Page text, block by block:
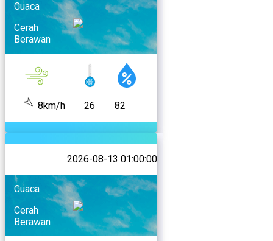
Cuaca
Cerah
Berawan
8km/h 26 82
2026-08-13 01:00:00
Cuaca
Cerah
Berawan